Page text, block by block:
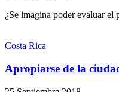
¿Se imagina poder evaluar el
Costa Rica
Apropiarse de la